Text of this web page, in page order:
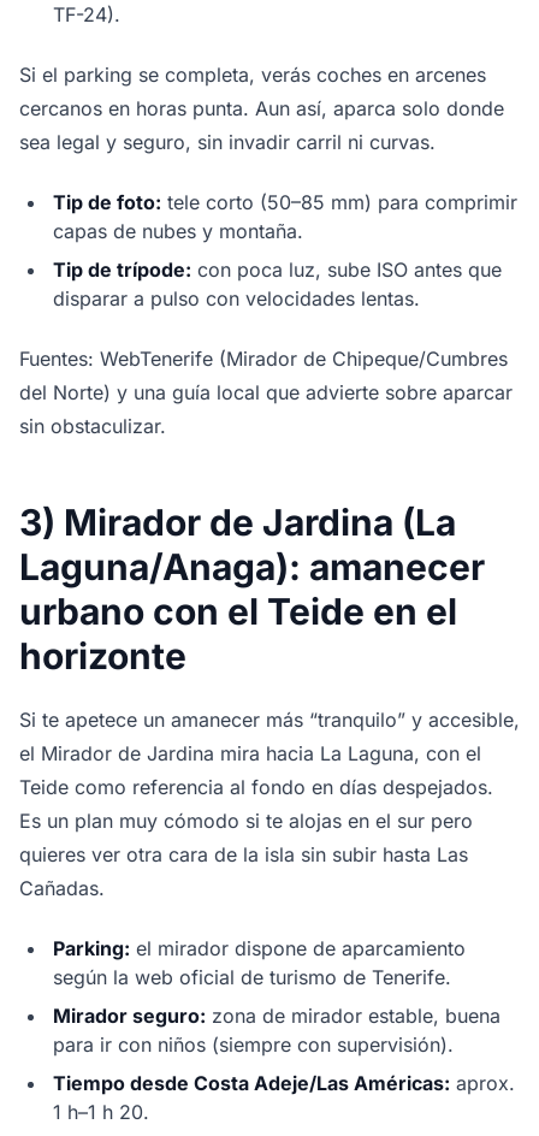
TF-24).
Si el parking se completa, verás coches en arcenes
cercanos en horas punta. Aun así, aparca solo donde
sea legal y seguro, sin invadir carril ni curvas.
Tip de foto: tele corto (50–85 mm) para comprimir
capas de nubes y montaña.
Tip de trípode: con poca luz, sube ISO antes que
disparar a pulso con velocidades lentas.
Fuentes: WebTenerife (Mirador de Chipeque/Cumbres
del Norte) y una guía local que advierte sobre aparcar
sin obstaculizar.
3) Mirador de Jardina (La
Laguna/Anaga): amanecer
urbano con el Teide en el
horizonte
Si te apetece un amanecer más “tranquilo” y accesible,
el Mirador de Jardina mira hacia La Laguna, con el
Teide como referencia al fondo en días despejados.
Es un plan muy cómodo si te alojas en el sur pero
quieres ver otra cara de la isla sin subir hasta Las
Cañadas.
Parking: el mirador dispone de aparcamiento
según la web oficial de turismo de Tenerife.
Mirador seguro: zona de mirador estable, buena
para ir con niños (siempre con supervisión).
Tiempo desde Costa Adeje/Las Américas: aprox.
1 h–1 h 20.